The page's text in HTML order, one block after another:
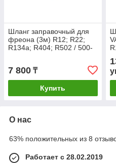
Шланг заправочный для
фреона (3м) R12; R22;
R134а; R404; R502 / 500-
7 800 ₸
Купить
О нас
63% положительных из 8
Работает с 28.02.2019